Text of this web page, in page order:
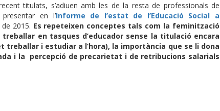
titulats, s’adiuen amb les de la resta de professionals de
en l’Informe de l’estat de l’Educació Social a
2015. Es repeteixen conceptes tals com la feminització
en tasques d’educador sense la titulació encara
treballar i estudiar a l’hora), la importància que se li dona
i la percepció de precarietat i de retribucions salarials